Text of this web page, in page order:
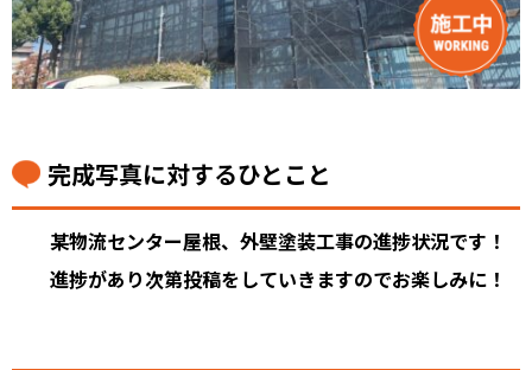
完成写真に対するひとこと
某物流センター屋根、外壁塗装工事の進捗状況です！
進捗があり次第投稿をしていきますのでお楽しみに！